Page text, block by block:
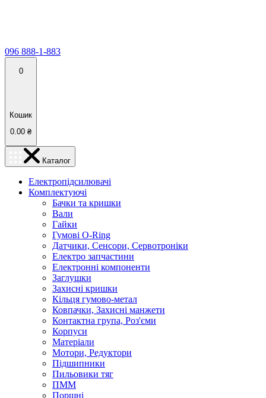
096 888-1-883
0
Кошик
0.00 ₴
Каталог
Електропідсилювачі
Комплектуючі
Бачки та кришки
Вали
Гайки
Гумові O-Ring
Датчики, Сенсори, Сервотроніки
Електро запчастини
Електронні компоненти
Заглушки
Захисні кришки
Кільця гумово-метал
Ковпачки, Захисні манжети
Контактна група, Роз'єми
Корпуси
Матеріали
Мотори, Редуктори
Підшипники
Пильовики тяг
ПММ
Поршні